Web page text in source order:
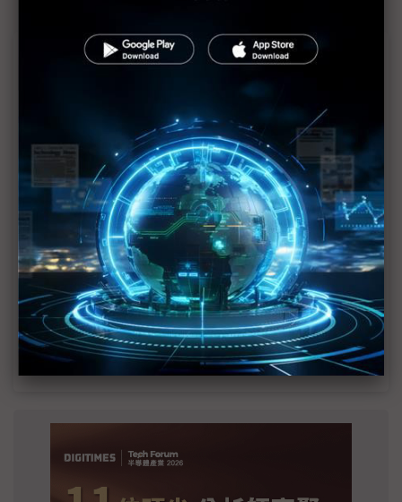
近７天熱門報導
MLCC訂單過熱、出貨比創高 村田示警全球AI基
2027全年記憶體產能提前售罄 買家「祕而不
宣」只怕買不夠
英特爾EMIB良率達標 聯發科第2代ASIC產品
2028準時量產
SpaceX晶片採購大轉向 Elon Musk捨超微全面
採用NVIDIA
光進銅退更明確？ 聯發科估SerDes 448G為銅
線「最終戰場」